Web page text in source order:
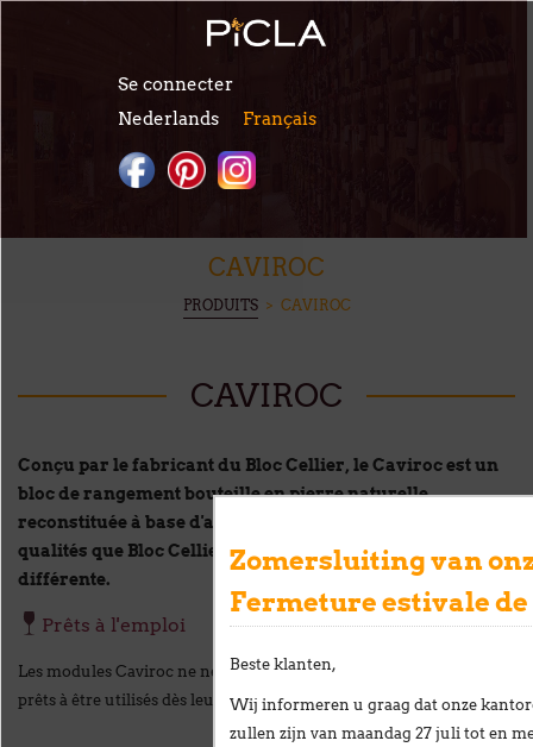
Se connecter
Nederlands
Français
CAVIROC
VOUS ÊTES ICIPRODUITS> CAVIROC
CAVIROC
Conçu par le fabricant du Bloc Cellier, le Caviroc est un
bloc de rangement bouteille en pierre naturelle
reconstituée à base d'argile rouge, possédant les mêmes
qualités que Bloc Cellier mais de forme et de taille
différente.
Prêts à l'emploi
Les modules Caviroc ne nécessitent aucun assemblage et sont
prêts à être utilisés dès leur livraison.
Zomersluiting van
Fermeture estivale
Beste klanten,
Wij informeren u graag dat onze
zullen zijn vanmaandag 27 juli tot en